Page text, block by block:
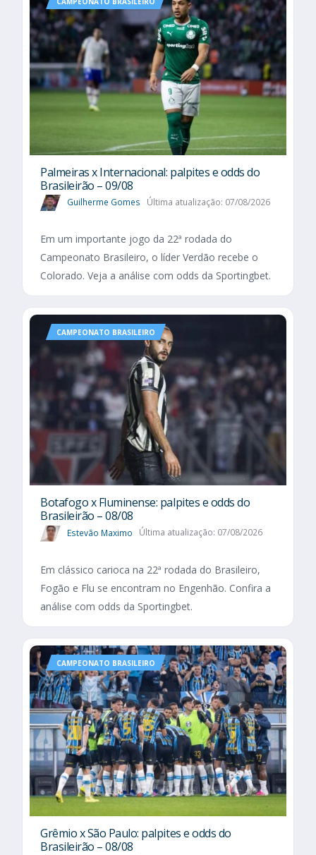
Palmeiras x Internacional: palpites e odds do
Brasileirão – 09/08
Guilherme Gomes Última atualização: 07/08/2026
Em um importante jogo da 22ª rodada do
Campeonato Brasileiro, o líder Verdão recebe o
Colorado. Veja a análise com odds da Sportingbet.
CAMPEONATO BRASILEIRO
Botafogo x Fluminense: palpites e odds do
Brasileirão – 08/08
Estevão Maximo Última atualização: 07/08/2026
Em clássico carioca na 22ª rodada do Brasileiro,
Fogão e Flu se encontram no Engenhão. Confira a
análise com odds da Sportingbet.
CAMPEONATO BRASILEIRO
Grêmio x São Paulo: palpites e odds do
Brasileirão – 08/08